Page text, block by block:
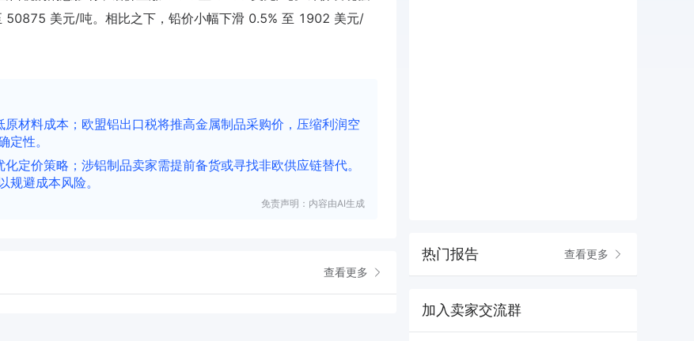
美元/吨。相比之下，铅价小幅下滑 0.5% 至 1902 美元/
材料成本；欧盟铝出口税将推高金属制品采购价，压缩利润空
定性。
定价策略；涉铝制品卖家需提前备货或寻找非欧供应链替代。
避成本风险。
免责声明：内容由AI生成
查看更多
热门报告 查看更多
加入卖家交流群